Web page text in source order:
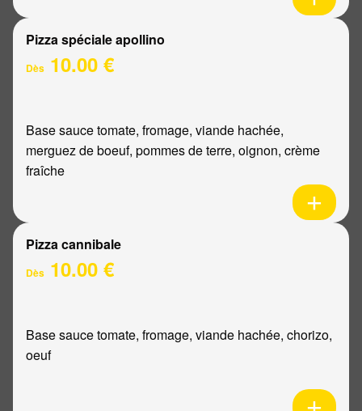
Pizza spéciale apollino
Dès 10.00 €
Base sauce tomate, fromage, viande hachée,
merguez de boeuf, pommes de terre, oignon, crème
fraîche
Pizza cannibale
Dès 10.00 €
Base sauce tomate, fromage, viande hachée, chorizo,
oeuf